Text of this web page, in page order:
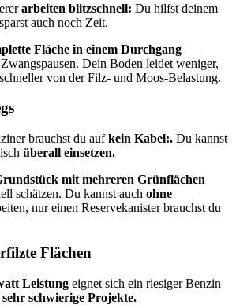
arbeiten blitzschnell: Du hilfst deinem
auch noch Zeit.
Fläche in einem Durchgang
Dein Boden leidet weniger,
von der Filz- und Moos-Belastung.
brauchst du aufkein Kabel:. Du kannst
überall einsetzen.
mit mehreren Grünflächen
schätzen. Du kannst auch ohne
nur einen Reservekanister brauchst du
Flächen
Leistung eignet sich ein riesiger Benzin
schwierige Projekte.